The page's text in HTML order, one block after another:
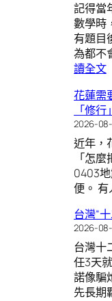
記得當
數學時
有題目
為都不
讀全文:
花蓮需
「修行」
2026-
近年，
「怎
0403
便。
台灣“
2026-
台灣十
任3天
諾像騙
先長期